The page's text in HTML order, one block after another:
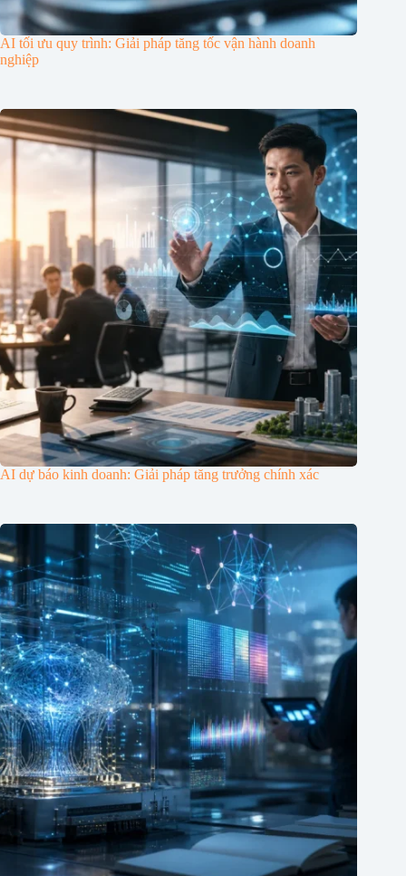
AI tối ưu quy trình: Giải pháp tăng tốc vận hành doanh
nghiệp
AI dự báo kinh doanh: Giải pháp tăng trưởng chính xác